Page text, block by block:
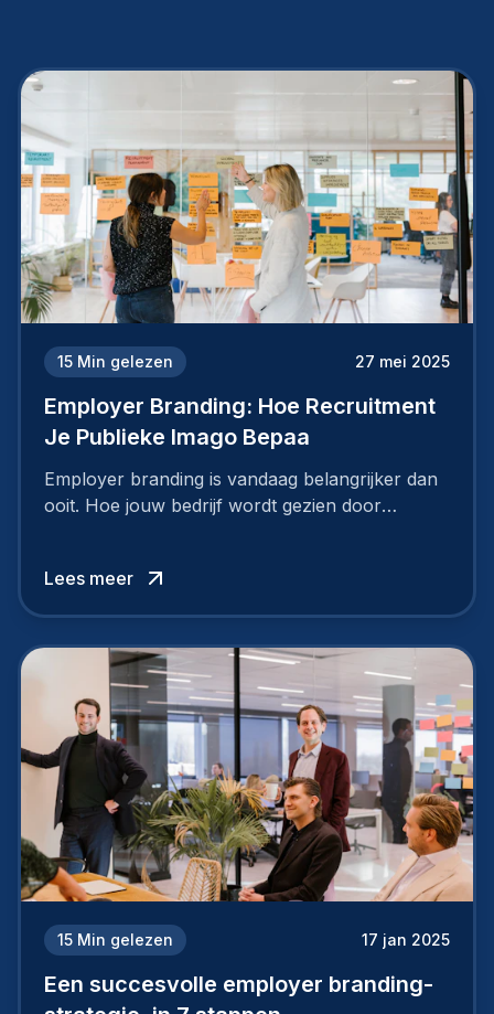
15 Min gelezen 27 mei 2025
Employer Branding: Hoe Recruitment
Je Publieke Imago Bepaa
Employer branding is vandaag belangrijker dan
ooit. Hoe jouw bedrijf wordt gezien door
Lees meer
15 Min gelezen 17 jan 2025
Een succesvolle employer branding-